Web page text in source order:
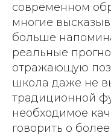
современном
многие
больше
реальные
отражающую
школа даже не
традиционной
необходимое
говорить о